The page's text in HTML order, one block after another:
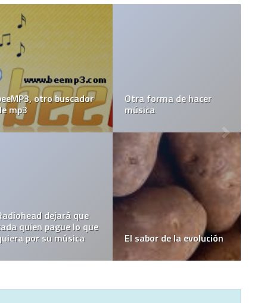
otro buscador
mp3
Otra forma de hacer
música
dejará que
quien pague lo que
por su música El sabor de la evolución